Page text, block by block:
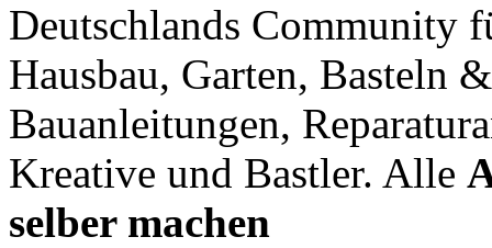
Deutschlands Community
Hausbau, Garten, Basteln
Bauanleitungen,
Kreative und Bastler. Alle
selber machen